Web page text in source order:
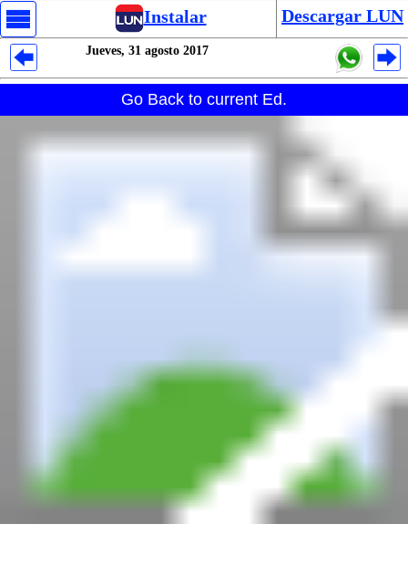
Instalar Descargar LUN
Jueves, 31 agosto 2017
Go Back to current Ed.
Despliegues Analytics
Despliegues Totales
Despliegues por Rubros